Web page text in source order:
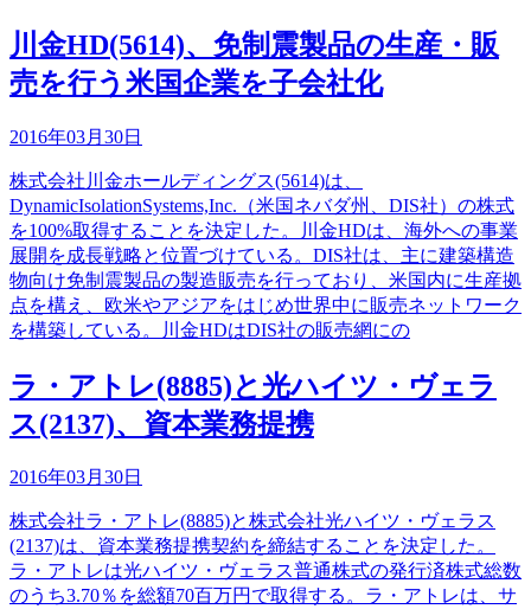
川金HD(5614)、免制震製品の生産・販
売を行う米国企業を子会社化
2016年03月30日
株式会社川金ホールディングス(5614)は、
DynamicIsolationSystems,Inc.（米国ネバダ州、DIS社）の株式
を100%取得することを決定した。川金HDは、海外への事業
展開を成長戦略と位置づけている。DIS社は、主に建築構造
物向け免制震製品の製造販売を行っており、米国内に生産拠
点を構え、欧米やアジアをはじめ世界中に販売ネットワーク
を構築している。川金HDはDIS社の販売網にの
ラ・アトレ(8885)と光ハイツ・ヴェラ
ス(2137)、資本業務提携
2016年03月30日
株式会社ラ・アトレ(8885)と株式会社光ハイツ・ヴェラス
(2137)は、資本業務提携契約を締結することを決定した。
ラ・アトレは光ハイツ・ヴェラス普通株式の発行済株式総数
のうち3.70％を総額70百万円で取得する。ラ・アトレは、サ